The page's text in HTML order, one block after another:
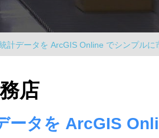
イ
ン
テ
リ
ジ
ェ
計データを ArcGIS Online でシンプルに
店
ータを ArcGIS